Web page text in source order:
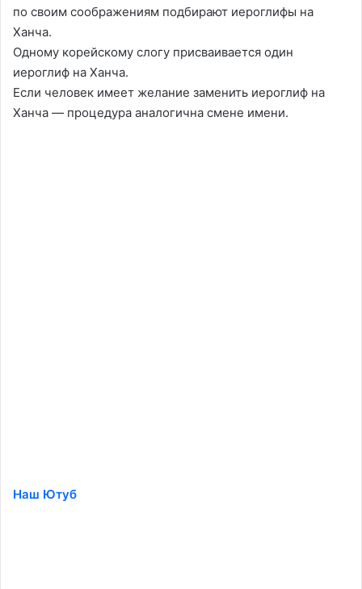
по своим соображениям подбирают иероглифы на
Ханча.
Одному корейскому слогу присваивается один
иероглиф на Ханча.
Если человек имеет желание заменить иероглиф на
Ханча — процедура аналогична смене имени.
Наш Ютуб